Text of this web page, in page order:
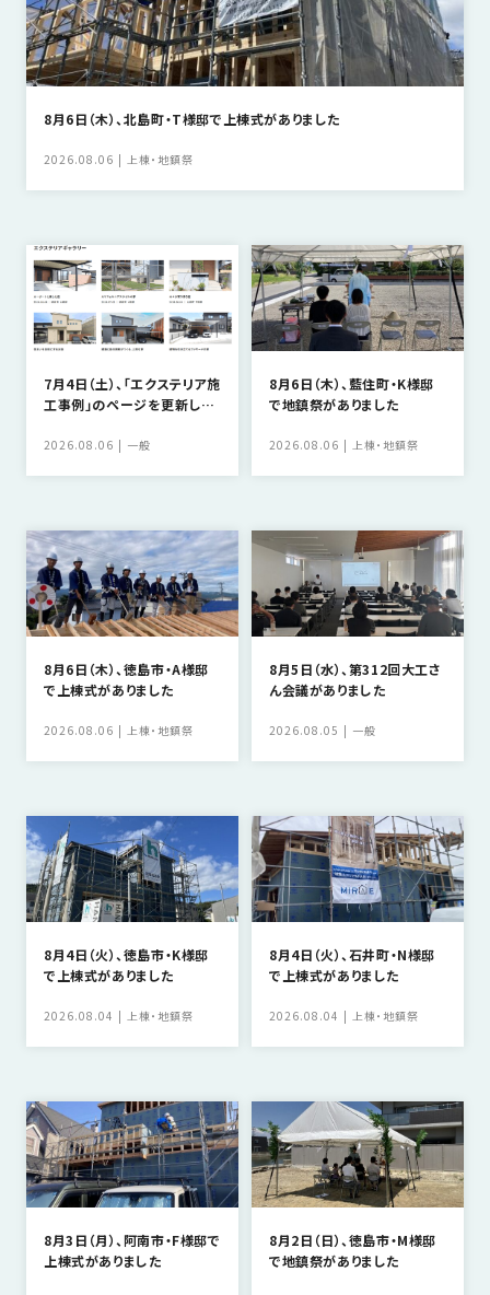
り
暮
ら
守
る
術、
標
準
仕
様
自
由
設
計
フ
タ
ー
フ
ォ
ロ
ー
と
保
証
高
技
術
者
集
多
く
の
実
績
よ
く
あ
質
問
川
モ
デ
ル
ハ
ス
タ
ッ
大
工
hanaco
SDGs
ル
ハ
ウ
ス
ル
ハ
ウ
ス
8月6日（木）、北島町・T様邸で上棟式がありました
2026.08.06 上棟・地鎮祭
7月4日（土）、「エクステリア施
工事例」のページを更新しま
2026.08.06 一般
8月6日（木）、藍住町・K様邸
で地鎮祭がありました
2026.08.06 上棟・地鎮祭
8月6日（木）、徳島市・A様邸
で上棟式がありました
2026.08.06 上棟・地鎮祭
8月5日（水）、第312回大工さ
ん会議がありました
2026.08.05 一般
8月4日（火）、徳島市・K様邸
で上棟式がありました
2026.08.04 上棟・地鎮祭
8月4日（火）、石井町・N様邸
で上棟式がありました
2026.08.04 上棟・地鎮祭
8月3日（月）、阿南市・F様邸で
上棟式がありました
8月2日（日）、徳島市・M様邸
で地鎮祭がありました